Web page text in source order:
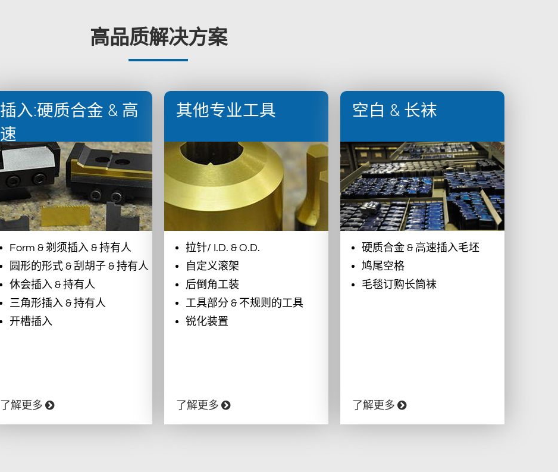
高品质解决方案
插入:硬质合金 & 高
速
Form & 剃须插入 & 持有人
圆形的形式 & 刮胡子 & 持有人
休会插入 & 持有人
三角形插入 & 持有人
开槽插入
了解更多
其他专业工具
拉针/ I.D. & O.D.
自定义滚架
后倒角工装
工具部分 & 不规则的工具
锐化装置
了解更多
空白 & 长袜
硬质合金 & 高速插入毛坯
鸠尾空格
毛毯订购长筒袜
了解更多